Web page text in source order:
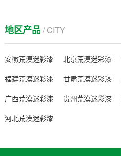
地区产品 / CITY
安徽荒漠迷彩漆 北京荒漠迷彩漆
福建荒漠迷彩漆
甘肃荒漠迷彩漆
广西荒漠迷彩漆
贵州荒漠迷彩漆
河北荒漠迷彩漆